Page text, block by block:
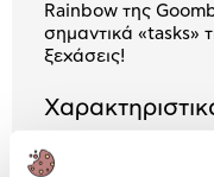
Rainbow της
σημαντικά «tasks»
ξεχάσεις!